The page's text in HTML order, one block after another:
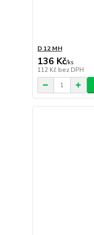
D 12 MH
136 Kč/ks
112 Kč bez DPH